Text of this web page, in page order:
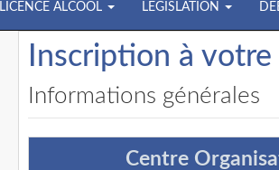
LICENCE ALCOOL LÉGISLATION
Inscription à
Informations générales
Centre